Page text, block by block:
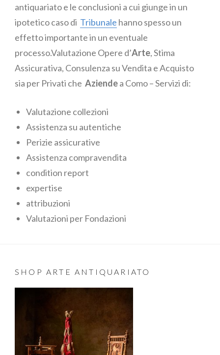
antiquariato e le conclusioni a cui giunge in un
ipotetico caso di Tribunale hanno spesso un
effetto importante in un eventuale
processo.Valutazione Opere d’Arte, Stima
Assicurativa, Consulenza su Vendita e Acquisto
sia per Privati che Aziendea Como – Servizi di:
Valutazione collezioni
Assistenza su autentiche
Perizie assicurative
Assistenza compravendita
condition report
expertise
attribuzioni
Valutazioni per Fondazioni
SHOP ARTE ANTIQUARIATO